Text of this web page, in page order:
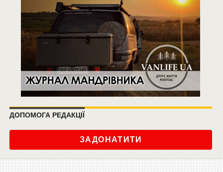
ДОПОМОГА РЕДАКЦІЇ
ЗАДОНАТИТИ